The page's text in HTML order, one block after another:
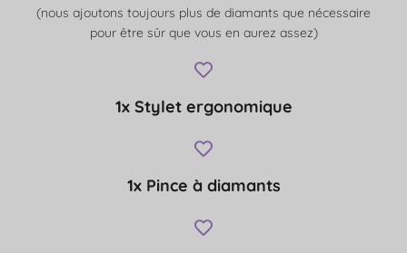
(nous ajoutons toujours plus de diamants que nécessaire
pour être sûr que vous en aurez assez)
1x Stylet ergonomique
1x Pince à diamants